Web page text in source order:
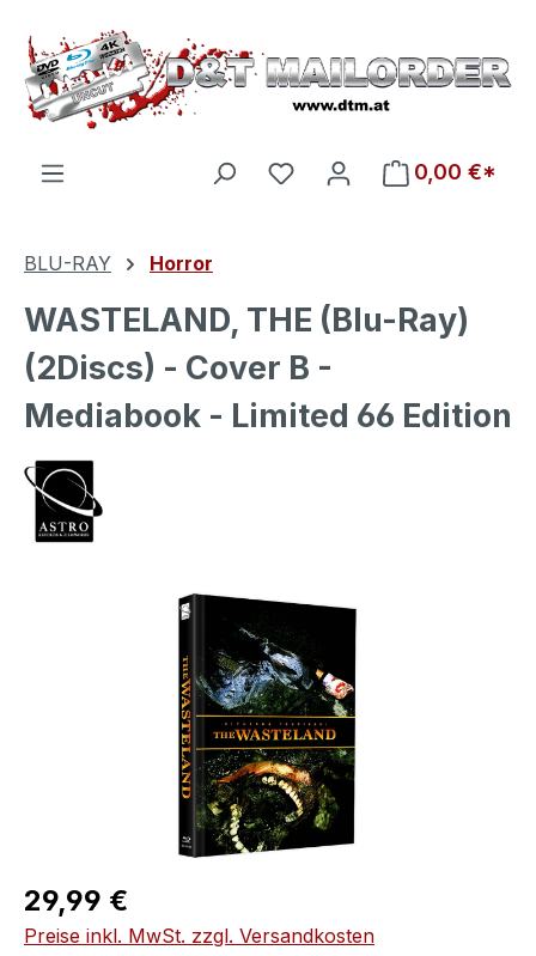
Zum Hauptinhalt springen
Du hast 0 Produkte auf
0,00 €*
BLU-RAY Horror
WASTELAND, THE (Blu-Ray)
(2Discs) - Cover B -
Mediabook - Limited 66 Edition
Bildergalerie überspringen
Regulärer Preis:
29,99 €
Preise inkl. MwSt. zzgl. Versandkosten